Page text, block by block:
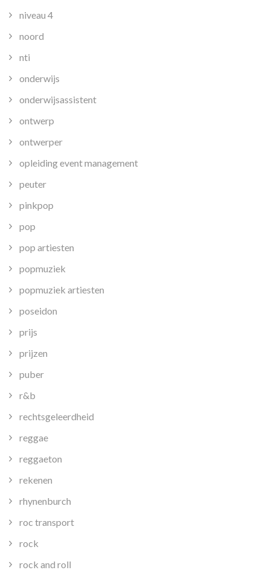
niveau 4
noord
nti
onderwijs
onderwijsassistent
ontwerp
ontwerper
opleiding event management
peuter
pinkpop
pop
pop artiesten
popmuziek
popmuziek artiesten
poseidon
prijs
prijzen
puber
r&b
rechtsgeleerdheid
reggae
reggaeton
rekenen
rhynenburch
roc transport
rock
rock and roll